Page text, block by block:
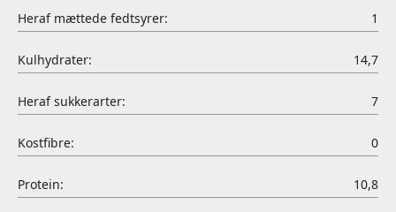
Heraf mættede fedtsyrer: 1
Kulhydrater: 14,7
Heraf sukkerarter: 7
Kostfibre: 0
Protein: 10,8